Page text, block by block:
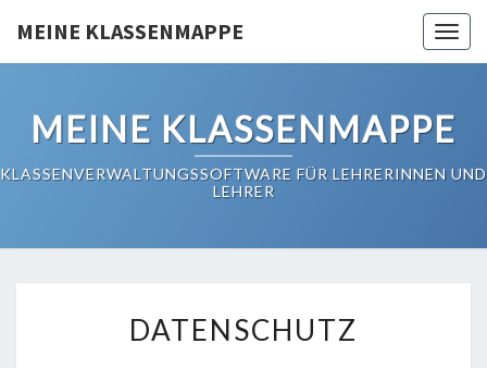
MEINE KLASSENMAPPE
MEINE KLASSENMAPPE
KLASSENVERWALTUNGSSOFTWARE FÜR LEHRERINNEN UND
LEHRER
DATENSCHUTZ